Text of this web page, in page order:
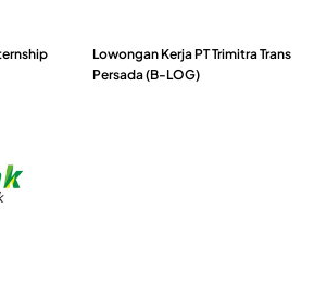
Lowongan Kerja PT Trimitra Trans
Persada (B-LOG)